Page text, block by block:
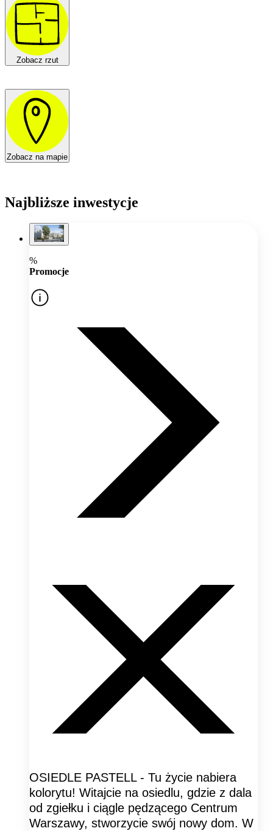
Zobacz rzut
Zobacz na mapie
Najbliższe inwestycje
%
Promocje
OSIEDLE PASTELL - Tu życie nabiera
kolorytu! Witajcie na osiedlu, gdzie z dala
od zgiełku i ciągle pędzącego Centrum
Warszawy, stworzycie swój nowy dom. W